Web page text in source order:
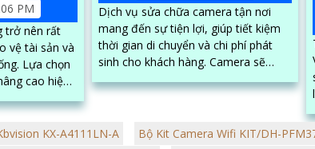
PM
trở nên rất
vệ tài sản và
cao hiệu
chi phí và dễ
Dịch vụ sửa chữa camera tận nơi
mang đến sự tiện lợi, giúp tiết kiệm
thời gian di chuyển và chi phí phát
sinh cho khách hàng. Camera sẽ
được kiểm tra, khắc phục sự cố ngay
tại nhà với quy trình nhanh chóng,
KX-A4111LN-A Bộ Kit Camera Wifi KIT/DH-